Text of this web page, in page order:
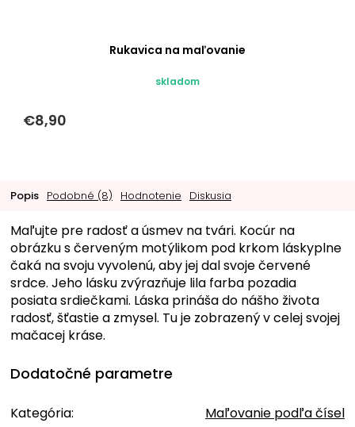
Rukavica na maľovanie
skladom
€8,90
Popis Podobné (8) Hodnotenie Diskusia
Maľujte pre radosť a úsmev na tvári. Kocúr na
obrázku s červeným motýlikom pod krkom láskyplne
čaká na svoju vyvolenú, aby jej dal svoje červené
srdce. Jeho lásku zvýrazňuje lila farba pozadia
posiata srdiečkami. Láska prináša do nášho života
radosť, šťastie a zmysel. Tu je zobrazený v celej svojej
mačacej kráse.
Dodatočné parametre
Kategória: Maľovanie podľa čísel